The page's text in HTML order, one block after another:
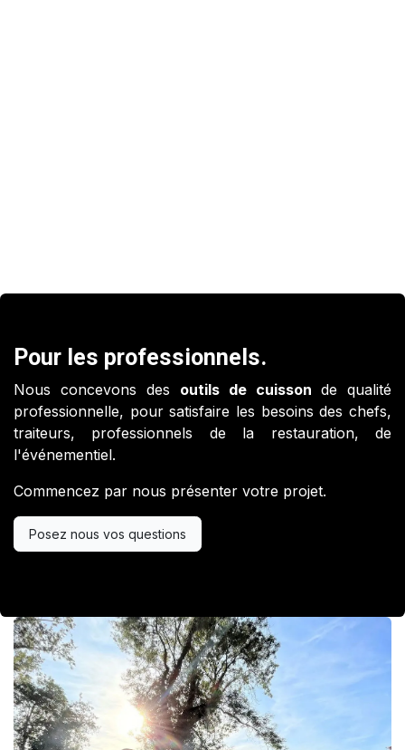
Pour les professionnels.
Nous concevons des outils de cuisson de qualité
professionnelle, pour satisfaire les besoins des chefs,
traiteurs, professionnels de la restauration, de
l'événementiel.
Commencez par nous présenter votre projet.
Posez nous vos questions